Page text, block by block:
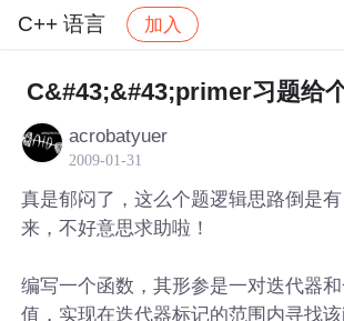
C++ 语言 加入
社区 C++ 语言 帖子详情
C&#43;&#43;primer习题给
acrobatyuer
2009-01-31
真是郁闷了，这么个题逻辑思路倒是
来，不好意思求助啦！
编写一个函数，其形参是一对迭代器
值，实现在迭代器标记的范围内寻找